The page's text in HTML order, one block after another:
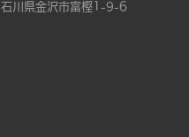
石川県金沢市富樫1-9-6